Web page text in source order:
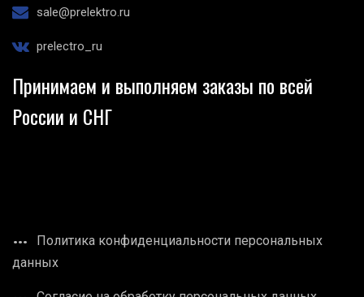
sale@prelektro.ru
prelectro_ru
Принимаем и выполняем заказы по всей
России и СНГ
Политика конфиденциальности персональных
данных